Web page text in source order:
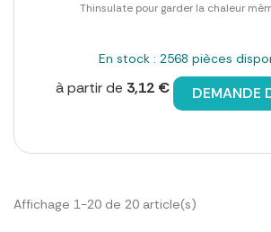
Thinsulate pour garder la chaleur
En stock : 2568 pièces
à partir de 3,12 € DEMANDE
Affichage 1-20 de 20 article(s)